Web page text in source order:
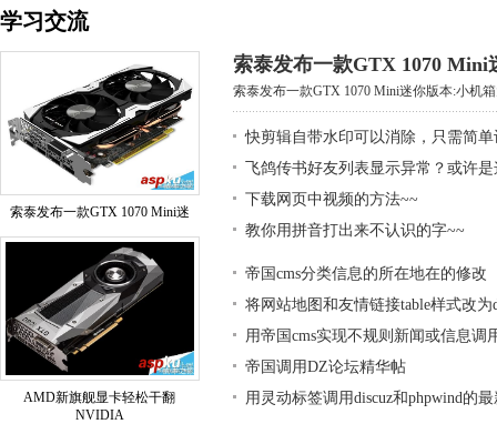
学习交流
索泰发布一款GTX 1070 Mini迷
AMD新旗舰显卡轻松干翻
NVIDIA
索泰发布一款GTX 1070 Mini
索泰发布一款GTX 1070 Mini迷你版本:小机
快剪辑自带水印可以消除，只需简单
飞鸽传书好友列表显示异常？或许
下载网页中视频的方法~~
教你用拼音打出来不认识的字~~
帝国cms分类信息的所在地在的修改
将网站地图和友情链接table样式改为
用帝国cms实现不规则新闻或信息调
帝国调用DZ论坛精华帖
用灵动标签调用discuz和phpwind的